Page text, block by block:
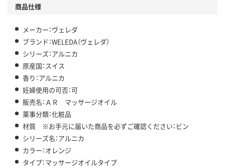
商品仕様
メーカー：ヴェレダ
ブランド：WELEDA（ヴェレダ）
シリーズ：アルニカ
原産国：スイス
香り：アルニカ
妊婦使用の可否：可
販売名：ＡＲ マッサージオイル
薬事分類：化粧品
材質 ※お手元に届いた商品を必ずご確認ください：ビン
シリーズ名：アルニカ
カラー：オレンジ
タイプ：マッサージオイルタイプ